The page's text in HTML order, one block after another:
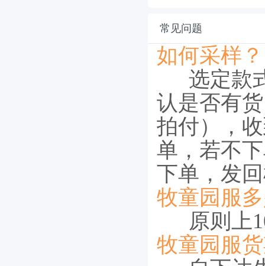
常见问题
如何采样？
选定款
认是否有
拍付），
单，若不
下单，发
牧童园服
原则上
牧童园服